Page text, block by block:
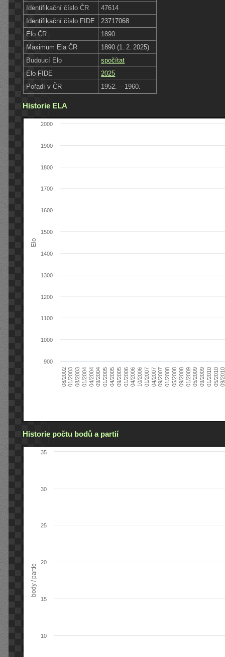
Identifikační číslo ČR
47614
Identifikační číslo FIDE
23717068
Elo ČR
1890
Maximum Ela ČR
1890 (1. 2. 2025)
Budoucí Elo
spočítat
Elo FIDE
2025
Pořadí v ČR
1952. – 1960.
Historie ELA
Elo
08/200201/200308/200301/200404/200409/200401/200504/200509/200501/200604/200610/200601/200704/200709/200701/200805/200809/200801/200905/200909/200901/201005/201009/
900
1000
1100
1200
1300
1400
1500
1600
1700
1800
1900
2000
Historie počtu bodů a partií
body / partie
10
15
20
25
30
35